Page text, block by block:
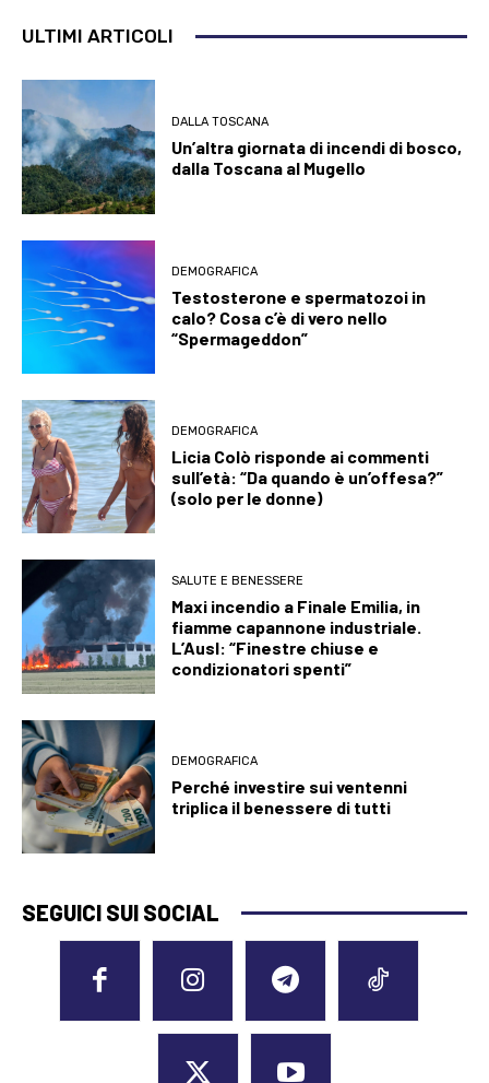
ULTIMI ARTICOLI
DALLA TOSCANA
Un’altra giornata di incendi di bosco,
dalla Toscana al Mugello
DEMOGRAFICA
Testosterone e spermatozoi in
calo? Cosa c’è di vero nello
“Spermageddon”
DEMOGRAFICA
Licia Colò risponde ai commenti
sull’età: “Da quando è un’offesa?”
(solo per le donne)
SALUTE E BENESSERE
Maxi incendio a Finale Emilia, in
fiamme capannone industriale.
L’Ausl: “Finestre chiuse e
condizionatori spenti”
DEMOGRAFICA
Perché investire sui ventenni
triplica il benessere di tutti
SEGUICI SUI SOCIAL